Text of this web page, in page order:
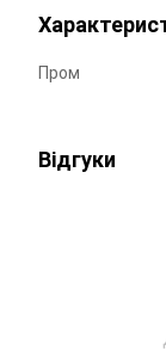
Пром
Відгуки